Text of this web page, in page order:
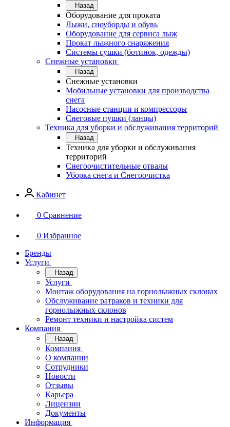
Назад
Оборудование для проката
Лыжи, сноуборды и обувь
Оборудование для сервисa лыж
Прокат лыжного снаряжения
Системы сушки (ботинок, одежды)
Снежные установки
Назад
Снежные установки
Мобильные установки для производства
снега
Насосные станции и компрессоры
Снеговые пушки (ланцы)
Техника для уборки и обслуживания территорий
Назад
Техника для уборки и обслуживания
территорий
Снегоочистительные отвалы
Уборка снега и Снегоочистка
Кабинет
0 Сравнение
0 Избранное
Бренды
Услуги
Назад
Услуги
Монтаж оборудования на горнолыжных склонах
Обслуживание ратраков и техники для
горнолыжных склонов
Ремонт техники и настройка систем
Компания
Назад
Компания
О компании
Сотрудники
Новости
Отзывы
Карьера
Лицензии
Документы
Информация